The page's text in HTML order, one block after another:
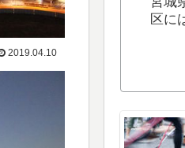
2019.04.10
区に